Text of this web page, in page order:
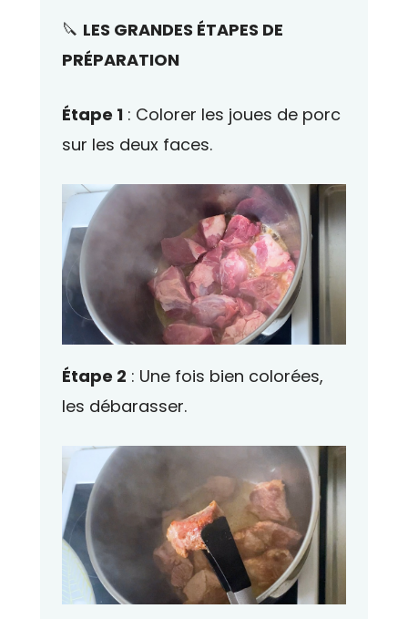
🔪 LES GRANDES ÉTAPES DE
PRÉPARATION
Étape 1 : Colorer les joues de porc
sur les deux faces.
Étape 2 : Une fois bien colorées,
les débarasser.